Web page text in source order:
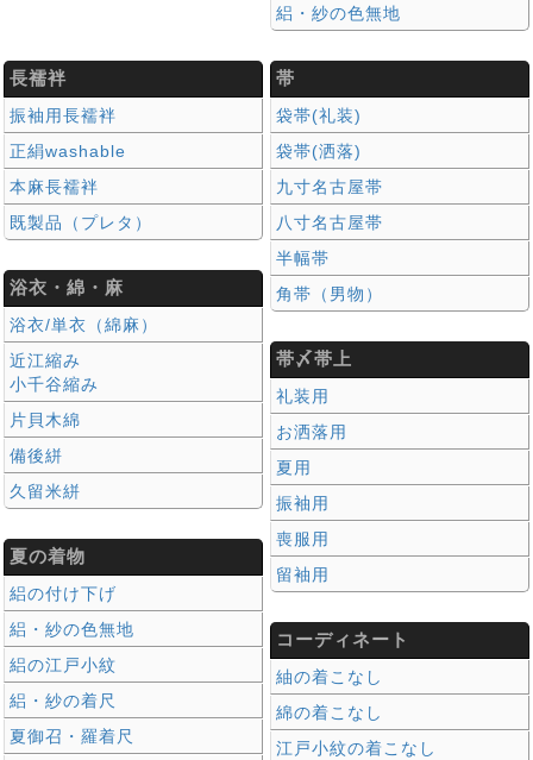
絽・紗の色無地
長襦袢
振袖用長襦袢
正絹washable
本麻長襦袢
既製品（プレタ）
浴衣・綿・麻
浴衣/単衣（綿麻）
近江縮み
小千谷縮み
片貝木綿
備後絣
久留米絣
夏の着物
絽の付け下げ
絽・紗の色無地
絽の江戸小紋
絽・紗の着尺
夏御召・羅着尺
帯
袋帯(礼装)
袋帯(洒落)
九寸名古屋帯
八寸名古屋帯
半幅帯
角帯（男物）
帯〆帯上
礼装用
お洒落用
夏用
振袖用
喪服用
留袖用
コーディネート
紬の着こなし
綿の着こなし
江戸小紋の着こなし